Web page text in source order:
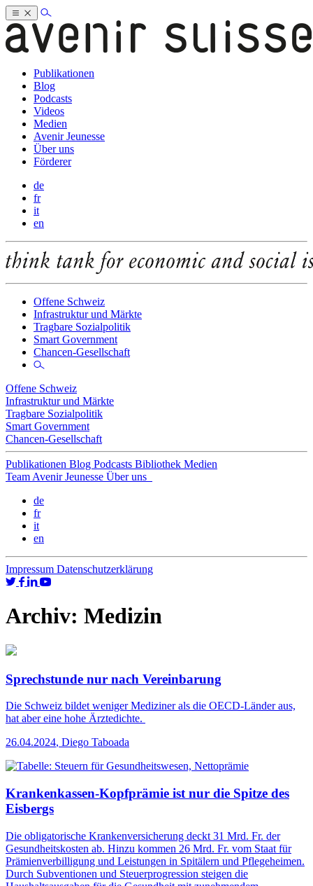
Publikationen
Blog
Podcasts
Videos
Medien
Avenir Jeunesse
Über uns
Förderer
de
fr
it
en
Offene Schweiz
Infrastruktur und Märkte
Tragbare Sozialpolitik
Smart Government
Chancen-Gesellschaft
Offene Schweiz
Infrastruktur und Märkte
Tragbare Sozialpolitik
Smart Government
Chancen-Gesellschaft
Publikationen Blog Podcasts Bibliothek Medien
Team Avenir Jeunesse Über uns
de
fr
it
en
Impressum Datenschutzerklärung
Archiv: Medizin
Sprechstunde nur nach Vereinbarung
Die Schweiz bildet weniger Mediziner als die OECD-Länder aus,
hat aber eine hohe Ärztedichte.
26.04.2024, Diego Taboada
Krankenkassen-Kopfprämie ist nur die Spitze des
Eisbergs
Die obligatorische Krankenversicherung deckt 31 Mrd. Fr. der
Gesundheitskosten ab. Hinzu kommen 26 Mrd. Fr. vom Staat für
Prämienverbilligung und Leistungen in Spitälern und Pflegeheimen.
Durch Subventionen und Steuerprogression steigen die